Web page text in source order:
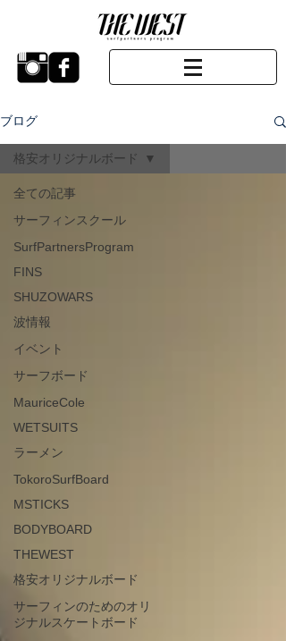
ブログ
全ての記事
サーフィンスクール
SurfPartnersProgram
FINS
SHUZOWARS
波情報
イベント
サーフボード
MauriceCole
WETSUITS
ラーメン
TokoroSurfBoard
MSTICKS
BODYBOARD
THEWEST
格安オリジナルボード
サーフィンのためのオリ
ジナルスケートボード
格安オリジナルボード